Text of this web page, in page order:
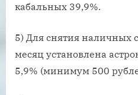
кабальных 39,9%.
5) Для снятия наличных
месяц установлена
5,9% (минимум 500